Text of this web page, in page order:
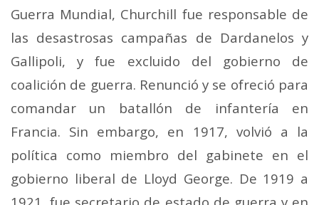
Guerra Mundial, Churchill fue responsable de
las desastrosas campañas de Dardanelos y
Gallipoli, y fue excluido del gobierno de
coalición de guerra. Renunció y se ofreció para
comandar un batallón de infantería en
Francia. Sin embargo, en 1917, volvió a la
política como miembro del gabinete en el
gobierno liberal de Lloyd George. De 1919 a